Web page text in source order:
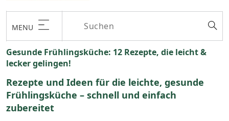
MENU
Gesunde Frühlingsküche: 12 Rezepte, die leicht &
lecker gelingen!
Rezepte und Ideen für die leichte, gesunde
Frühlingsküche – schnell und einfach
zubereitet